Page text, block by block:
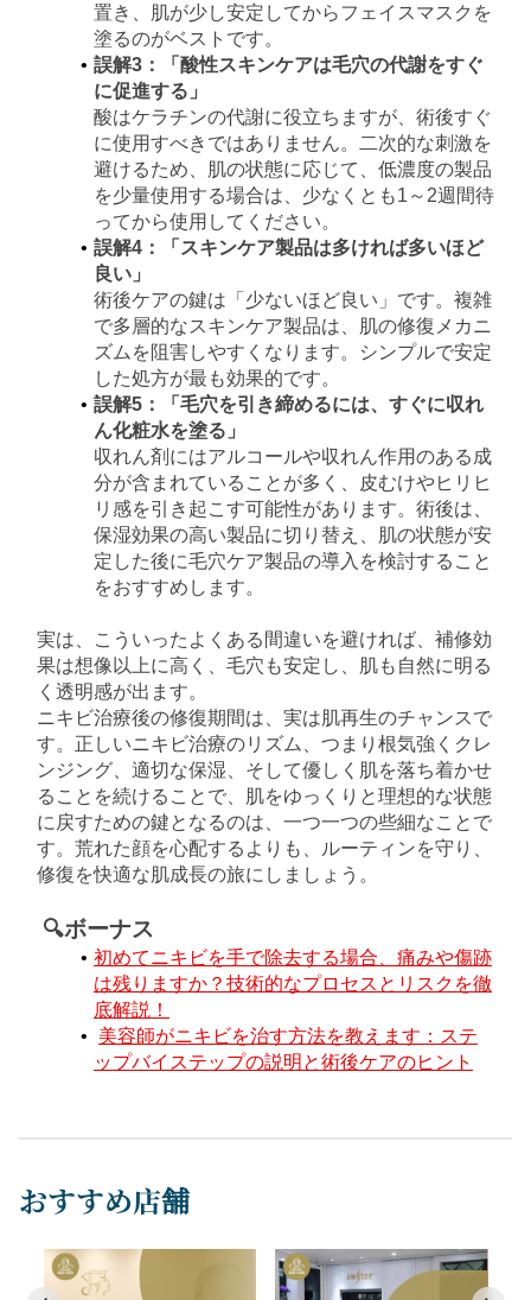
置き、肌が少し安定してからフェイスマスクを
塗るのがベストです。
誤解3：「酸性スキンケアは毛穴の代謝をすぐ
に促進する」
酸はケラチンの代謝に役立ちますが、術後すぐ
に使用すべきではありません。二次的な刺激を
避けるため、肌の状態に応じて、低濃度の製品
を少量使用する場合は、少なくとも1～2週間待
ってから使用してください。
誤解4：「スキンケア製品は多ければ多いほど
良い」
術後ケアの鍵は「少ないほど良い」です。複雑
で多層的なスキンケア製品は、肌の修復メカニ
ズムを阻害しやすくなります。シンプルで安定
した処方が最も効果的です。
誤解5：「毛穴を引き締めるには、すぐに収れ
ん化粧水を塗る」
収れん剤にはアルコールや収れん作用のある成
分が含まれていることが多く、皮むけやヒリヒ
リ感を引き起こす可能性があります。術後は、
保湿効果の高い製品に切り替え、肌の状態が安
定した後に毛穴ケア製品の導入を検討すること
をおすすめします。
実は、こういったよくある間違いを避ければ、補修効
果は想像以上に高く、毛穴も安定し、肌も自然に明る
く透明感が出ます。
ニキビ治療後の修復期間は、実は肌再生のチャンスで
す。正しいニキビ治療のリズム、つまり根気強くクレ
ンジング、適切な保湿、そして優しく肌を落ち着かせ
ることを続けることで、肌をゆっくりと理想的な状態
に戻すための鍵となるのは、一つ一つの些細なことで
す。荒れた顔を心配するよりも、ルーティンを守り、
修復を快適な肌成長の旅にしましょう。
🔍ボーナス﻿﻿
初めてニキビを手で除去する場合、痛みや傷跡
は残りますか？技術的なプロセスとリスクを徹
底解説！
美容師がニキビを治す方法を教えます：ステ
ップバイステップの説明と術後ケアのヒント
おすすめ店舗